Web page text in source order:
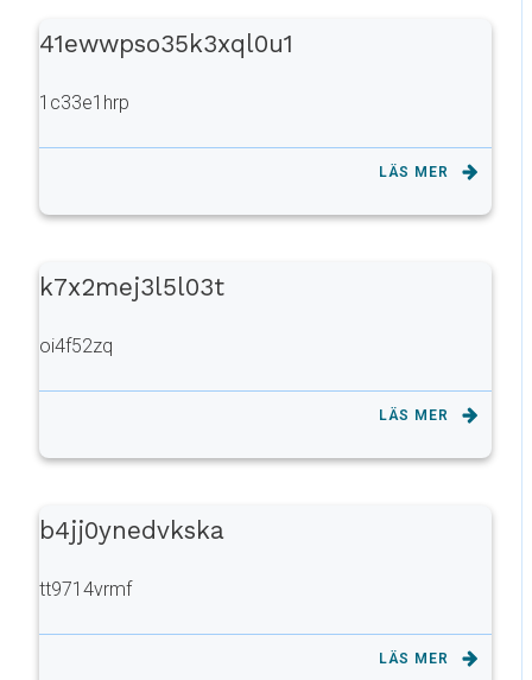
41ewwpso35k3xql0u1
1c33e1hrp
LÄS MER
k7x2mej3l5l03t
oi4f52zq
LÄS MER
b4jj0ynedvkska
tt9714vrmf
LÄS MER